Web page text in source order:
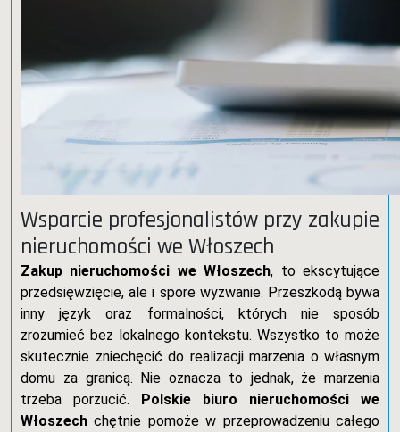
Wsparcie profesjonalistów przy zakupie
nieruchomości we Włoszech
Zakup nieruchomości we Włoszech, to ekscytujące
przedsięwzięcie, ale i spore wyzwanie. Przeszkodą bywa
inny język oraz formalności, których nie sposób
zrozumieć bez lokalnego kontekstu. Wszystko to może
skutecznie zniechęcić do realizacji marzenia o własnym
domu za granicą. Nie oznacza to jednak, że marzenia
trzeba porzucić. Polskie biuro nieruchomości we
Włoszech chętnie pomoże w przeprowadzeniu całego